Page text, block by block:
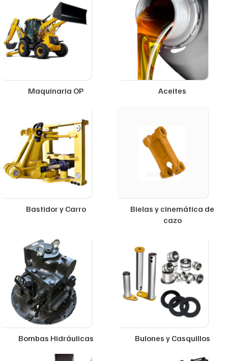
Maquinaria OP Aceites
Bastidor y Carro
Bielas y cinemática de
cazo
Bombas Hidráulicas Bulones y Casquillos